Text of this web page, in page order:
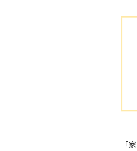
「